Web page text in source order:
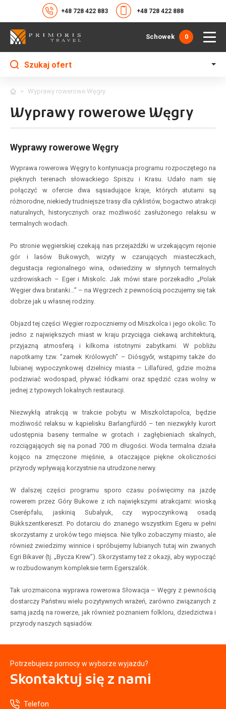
+48 728 422 883 +48 728 422 888
Schowek 0
Szukaj ofert
> Wyprawy rowerowe Węgry
Wyprawy rowerowe Węgry
Wyprawy rowerowe Węgry
Wyprawa rowerowa Węgry to kontynuacja programu rozpoczętego na
pięknych terenach słowackiego Spiszu i Krasu. Udało nam się
połączyć w ofercie dwa sąsiadujące kraje, których atutami są
różnorodne, niekiedy trudniejsze trasy dla cyklistów, bogactwo atrakcji
naturalnych, historycznych oraz możliwość zasłużonego relaksu w
termalnych wodach.
Po stronie węgierskiej czekają nas przejażdżki w urzekającym rejonie
gór i lasów Bukowych, wizyty w czarujących miasteczkach,
degustacja regionalnego wina, odwiedziny w słynnych termalnych
uzdrowiskach – Eger i Miskolc. Jak mówi stare porzekadło „Polak
Węgier dwa bratanki…” – na Węgrzech z pewnością poczujemy się tak
dobrze jak u własnej rodziny.
Objazd tej części Węgier rozpoczniemy od Miszkolca i jego okolic. To
jedno z największych miast w kraju przyciąga ciekawą architekturą,
przyjazną atmosferą i kilkoma istotnymi zabytkami. W pobliżu
napotkamy tzw. "zamek Królowych" – Diósgyőr, wstąpimy także do
lubianej wypoczynkowej dzielnicy miasta – Lillafüred, gdzie można
podziwiać wodospad, pływać łódkami oraz spędzić czas wolny w
jednej z typowych lokalnych restauracji.
Niezwykłą atrakcją w trakcie pobytu w Miszkolctapolca, będzie
możliwość relaksu w kąpielisku Barlangfürdő – ten niezwykły kurort
udostępnia baseny termalne w grotach i zagłębieniach skalnych,
rozciągających się na ponad 700 m długości. Woda termalna działa
kojąco na zmęczone mięśnie, a otaczające piękne okoliczności
przyrody wpływają korzystnie na utrudzone nerwy.
W dalszej części programu sporo czasu poświęcimy na jazdę
rowerem przez Góry Bukowe z ich największymi atrakcjami: wioską
Cserépfalu, jaskinią Subalyuk, czy wypoczynkową osadą
Bükkszentkereszt. Po dotarciu do znanego wszystkim Egeru w pełni
skorzystamy z uroków tego miejsca. Nie tylko zobaczymy miasto, ale
również zwiedzimy winnice i spróbujemy lubianych tutaj win zwanych
Egri Bikaver (tj. „Bycza Krew”). Skorzystamy też z okazji, aby wypocząć
w rozbudowanym kompleksie term Egerszalók.
Tak urozmaicona wyprawa rowerowa Słowacja – Węgry z pewnością
dostarczy Państwu wielu pozytywnych wrażeń, zarówno związanych z
samą jazdą na rowerze, jak również poznaniem folkloru, dziedzictwa i
przyrody naszych sąsiadów.
Potrzebujesz pomocy w wyborze wyjazdu?
Skontaktuj się z nami
Telefon